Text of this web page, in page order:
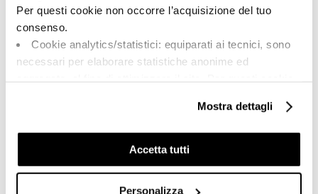
Per questi cookie non occorre l’acquisizione del tuo
consenso.
Cookie analytics/statistici: equiparati ai tecnici, sono
necessari per elaborare statistiche anonime ed
Cookie di profilazione/marketing: sono utilizzati, solo
previo tuo consenso, per esaminare le tue abitudini di
navigazione e mostrarti quindi avvisi pubblicitari mirati, in
linea con le tue preferenze.
Mostra dettagli
Accetta tutti
Personalizza
ZERTIFIZIERUNG
KOLLECTIONEN